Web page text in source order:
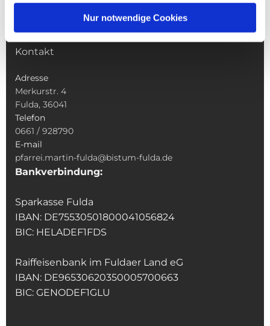
Nur notwendige Cookies
Veranstaltungen & Angebote
Kindertagesstätte St. Andreas
Kontakt
Adresse
Merkurstr. 4
Fulda, 36041
Telefon
0661 / 928790
E-mail
pfarrei.martin-fulda@bistum-fulda.de
Bankverbindung:
Sparkasse Fulda
IBAN: DE75530501800041056824
BIC: HELADEF1FDS
Raiffeisenbank im Fuldaer Land eG
IBAN: DE96530620350005700663
BIC: GENODEF1GLU